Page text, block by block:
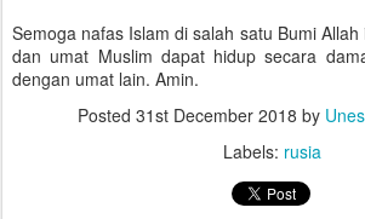
Semoga nafas Islam di salah satu Bumi
dan umat Muslim dapat hidup secara
dengan umat lain. Amin.
Posted 31st December 2018 by
Labels: rusia